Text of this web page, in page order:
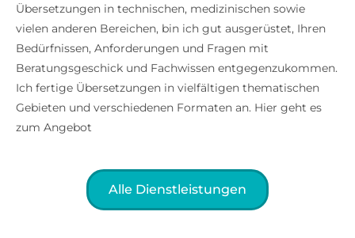
Übersetzungen in technischen, medizinischen sowie
vielen anderen Bereichen, bin ich gut ausgerüstet, Ihren
Bedürfnissen, Anforderungen und Fragen mit
Beratungsgeschick und Fachwissen entgegenzukommen.
Ich fertige Übersetzungen in vielfältigen thematischen
Gebieten und verschiedenen Formaten an. Hier geht es
zum Angebot
Alle Dienstleistungen